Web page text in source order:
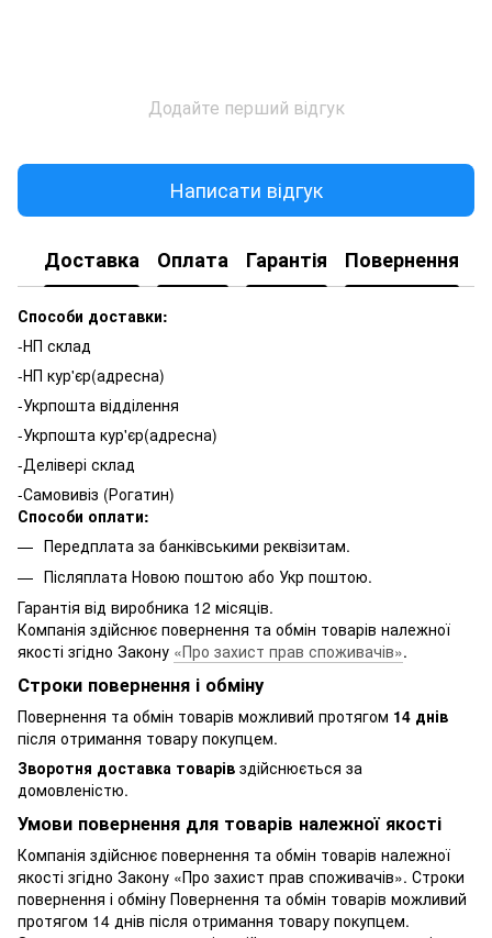
Додайте перший відгук
Написати відгук
Доставка Оплата Гарантія Повернення
Способи доставки:
-НП склад
-НП кур'єр(адресна)
-Укрпошта відділення
-Укрпошта кур'єр(адресна)
-Делівері склад
-Самовивіз (Рогатин)
Способи оплати:
Передплата за банківськими реквізитам.
Післяплата Новою поштою або Укр поштою.
Гарантія від виробника 12 місяців.
Компанія здійснює повернення та обмін товарів належної
якості згідно Закону «Про захист прав споживачів».
Строки повернення і обміну
Повернення та обмін товарів можливий протягом 14 днів
після отримання товару покупцем.
Зворотня доставка товарів здійснюється за
домовленістю.
Умови повернення для товарів належної якості
Компанія здійснює повернення та обмін товарів належної
якості згідно Закону «Про захист прав споживачів». Строки
повернення і обміну Повернення та обмін товарів можливий
протягом 14 днів після отримання товару покупцем.